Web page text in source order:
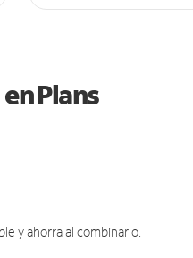
Plans
y ahorra al combinarlo.